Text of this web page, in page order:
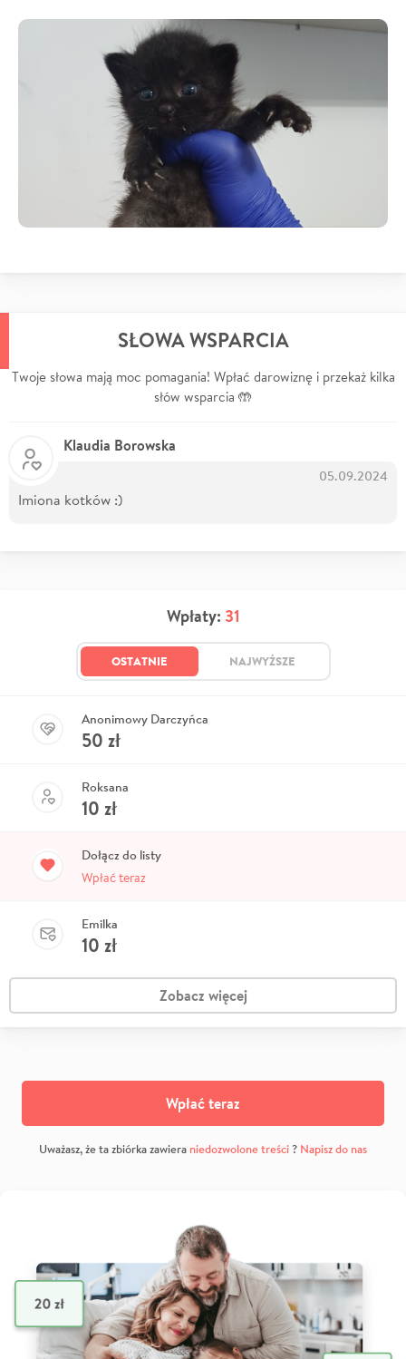
SŁOWA WSPARCIA
Twoje słowa mają moc pomagania! Wpłać darowiznę i przekaż kilka
słów wsparcia 🤲
Klaudia Borowska
05.09.2024
Imiona kotków :)
Wpłaty: 31
OSTATNIE NAJWYŻSZE
Anonimowy Darczyńca
50 zł
Roksana
10 zł
Dołącz do listy
Wpłać teraz
Emilka
10 zł
Zobacz więcej
Wpłać teraz
Uważasz, że ta zbiórka zawiera niedozwolone treści? Napisz do nas